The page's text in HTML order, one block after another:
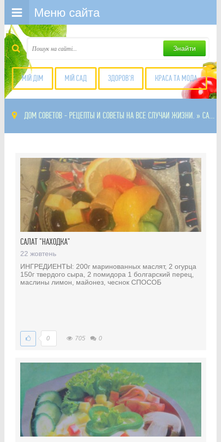
Знайти
МІЙ ДІМ МІЙ САД ЗДОРОВ'Я КРАСА ТА МОДА
Меню сайта
ДОМ СОВЕТОВ - РЕЦЕПТЫ И СОВЕТЫ НА ВСЕ СЛУЧАИ ЖИЗНИ. » САЛАТЫ С ГРИБАМИ
САЛАТ "НАХОДКА"
22 жовтень
ИНГРЕДИЕНТЫ: 200г маринованных маслят, 2 огурца
150г твердого сыра, 2 помидора 1 болгарский перец,
маслины лимон, майонез, чеснок СПОСОБ
0 705 0